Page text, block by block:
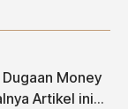
Money
ini